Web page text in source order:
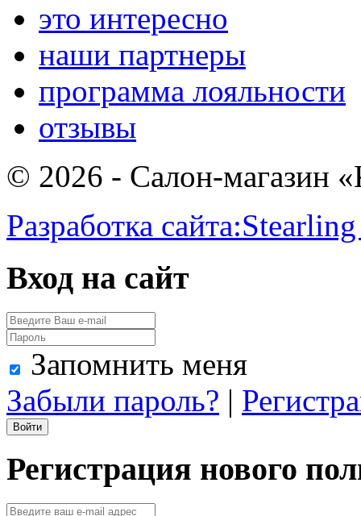
это интересно
наши партнеры
программа лояльности
отзывы
© 2026 - Салон-магазин
Разработка сайта:
Вход на сайт
Запомнить меня
Забыли пароль? |
Регистрация нового